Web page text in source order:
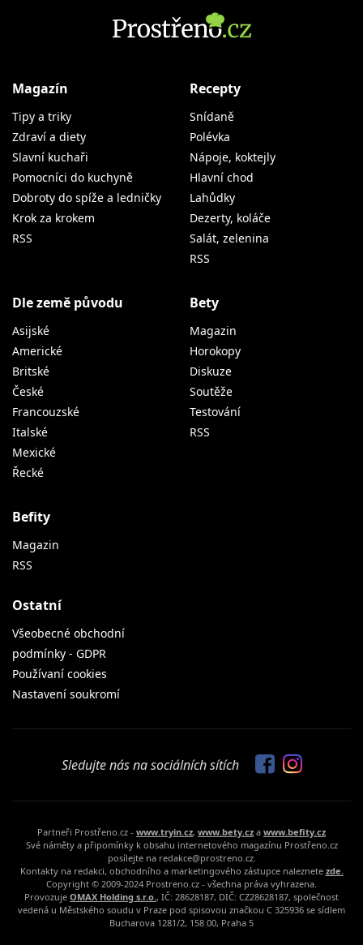
Magazín
Tipy a triky
Zdraví a diety
Slavní kuchaři
Pomocníci do kuchyně
Dobroty do spíže a ledničky
Krok za krokem
RSS
Recepty
Snídaně
Polévka
Nápoje, koktejly
Hlavní chod
Lahůdky
Dezerty, koláče
Salát, zelenina
RSS
Dle země původu
Asijské
Americké
Britské
České
Francouzské
Italské
Mexické
Řecké
Bety
Magazin
Horokopy
Diskuze
Soutěže
Testování
RSS
Befity
Magazin
RSS
Ostatní
Všeobecné obchodní
podmínky - GDPR
Používaní cookies
Nastavení soukromí
Sledujte nás na sociálních sítích
Partneři Prostřeno.cz - www.tryin.cz, www.bety.cz a www.befity.cz
Své náměty a připomínky k obsahu internetového magazínu Prostřeno.cz
posílejte na redakce@prostreno.cz.
Kontakty na redakci, obchodního a marketingového zástupce naleznete zde.
Copyright © 2009-2024 Prostreno.cz - všechna práva vyhrazena.
Provozuje OMAX Holding s.r.o., IČ: 28628187, DIČ: CZ28628187, společnost
vedená u Městského soudu v Praze pod spisovou značkou C 325936 se sídlem
Bucharova 1281/2, 158 00, Praha 5